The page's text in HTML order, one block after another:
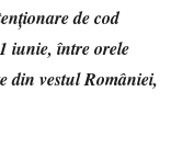
de cod
iunie, între orele
din vestul României,